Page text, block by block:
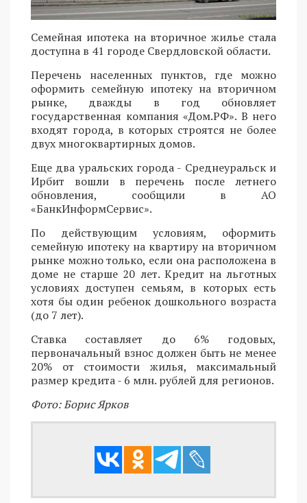
Семейная ипотека на вторичное жилье стала
доступна в 41 городе Свердловской области.
Перечень населенных пунктов, где можно
оформить семейную ипотеку на вторичном
рынке, дважды в год обновляет
государственная компания «Дом.РФ». В него
входят города, в которых строятся не более
двух многоквартирных домов.
Еще два уральских города - Среднеуральск и
Ирбит вошли в перечень после летнего
обновления, сообщили в АО
«БанкИнформСервис».
По действующим условиям, оформить
семейную ипотеку на квартиру на вторичном
рынке можно только, если она расположена в
доме не старше 20 лет. Кредит на льготных
условиях доступен семьям, в которых есть
хотя бы один ребенок дошкольного возраста
(до 7 лет).
Ставка составляет до 6% годовых,
первоначальный взнос должен быть не менее
20% от стоимости жилья, максимальный
размер кредита - 6 млн. рублей для регионов.
Фото: Борис Ярков